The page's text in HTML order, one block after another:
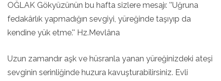
OĞLAK Gökyüzünün bu hafta sizlere mesajı: ''Uğruna
fedakârlık yapmadığın sevgiyi, yüreğinde taşıyıp da
kendine yük etme.'' Hz.Mevlâna
Uzun zamandır aşk ve hüsranla yanan yüreğinizdeki ateşi
sevginin serinliğinde huzura kavuşturabilirsiniz. Evli